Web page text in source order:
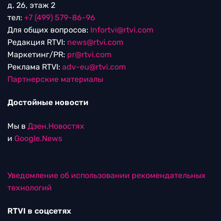
д. 26, этаж 2
тел: +7 (499) 579-86-96
Для общих вопросов: Infortvi@rtvi.com
Редакция RTVI: news@rtvi.com
Маркетинг/PR: pr@rtvi.com
Реклама RTVI: adv-eu@rtvi.com
Партнерские материалы
Достойные новости
Мы в Дзен.Новостях
и Google.News
Уведомление об использовании рекомендательных
технологий
RTVI в соцсетях